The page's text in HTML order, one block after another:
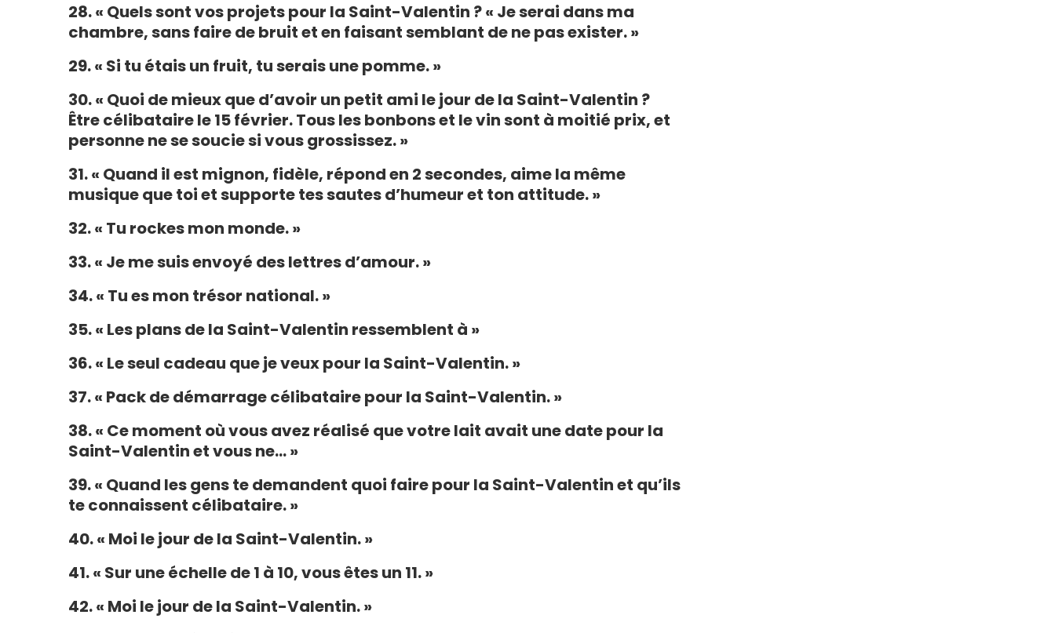
28. « Quels sont vos projets pour la Saint-Valentin ? « Je serai dans ma
chambre, sans faire de bruit et en faisant semblant de ne pas exister. »
29. « Si tu étais un fruit, tu serais une pomme. »
30. « Quoi de mieux que d’avoir un petit ami le jour de la Saint-Valentin ?
Être célibataire le 15 février. Tous les bonbons et le vin sont à moitié prix, et
personne ne se soucie si vous grossissez. »
31. « Quand il est mignon, fidèle, répond en 2 secondes, aime la même
musique que toi et supporte tes sautes d’humeur et ton attitude. »
32. « Tu rockes mon monde. »
33. « Je me suis envoyé des lettres d’amour. »
34. « Tu es mon trésor national. »
35. « Les plans de la Saint-Valentin ressemblent à »
36. « Le seul cadeau que je veux pour la Saint-Valentin. »
37. « Pack de démarrage célibataire pour la Saint-Valentin. »
38. « Ce moment où vous avez réalisé que votre lait avait une date pour la
Saint-Valentin et vous ne… »
39. « Quand les gens te demandent quoi faire pour la Saint-Valentin et qu’ils
te connaissent célibataire. »
40. « Moi le jour de la Saint-Valentin. »
41. « Sur une échelle de 1 à 10, vous êtes un 11. »
42. « Moi le jour de la Saint-Valentin. »